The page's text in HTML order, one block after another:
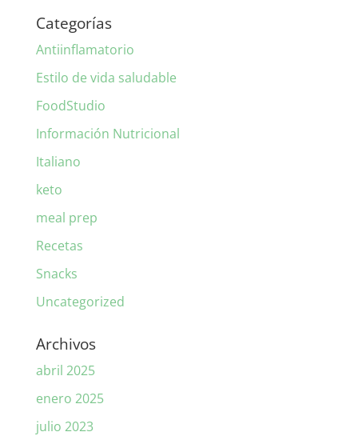
Categorías
Antiinflamatorio
Estilo de vida saludable
FoodStudio
Información Nutricional
Italiano
keto
meal prep
Recetas
Snacks
Uncategorized
Archivos
abril 2025
enero 2025
julio 2023